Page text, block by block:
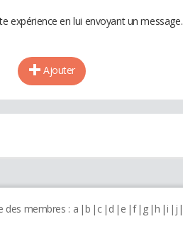
expérience en lui envoyant un
Ajouter
des membres : a b c d e f g h i j